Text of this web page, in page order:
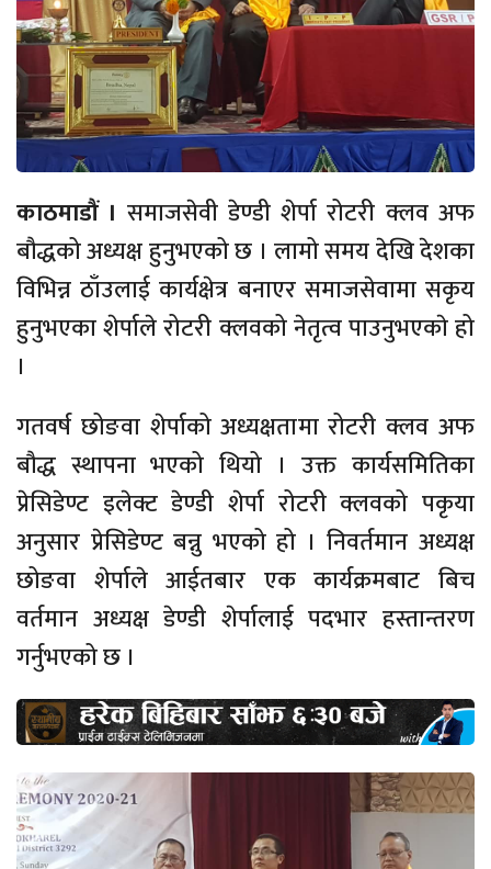
काठमाडौं । समाजसेवी डेण्डी शेर्पा रोटरी क्लव अफ
बौद्धको अध्यक्ष हुनुभएको छ । लामो समय देखि देशका
विभिन्न ठाँउलाई कार्यक्षेत्र बनाएर समाजसेवामा सकृय
हुनुभएका शेर्पाले रोटरी क्लवको नेतृत्व पाउनुभएकाे हो
।
गतवर्ष छोङवा शेर्पाको अध्यक्षतामा रोटरी क्लव अफ
बौद्ध स्थापना भएको थियो । उक्त कार्यसमितिका
प्रेसिडेण्ट इलेक्ट डेण्डी शेर्पा रोटरी क्लवको पकृया
अनुसार प्रेसिडेण्ट बन्नु भएको हो । निवर्तमान अध्यक्ष
छोङवा शेर्पाले आईतबार एक कार्यक्रमबाट बिच
वर्तमान अध्यक्ष डेण्डी शेर्पालाई पदभार हस्तान्तरण
गर्नुभएको छ ।